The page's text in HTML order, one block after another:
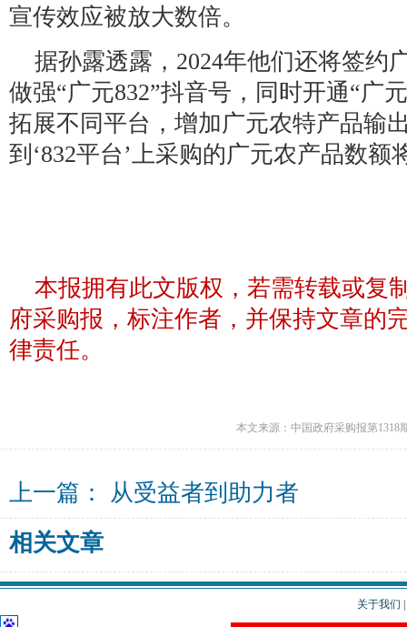
宣传效应被放大数倍。
据孙露透露，2024年他们还将签约
做强“广元832”抖音号，同时开通“广
拓展不同平台，增加广元农特产品输
到‘832平台’上采购的广元农产品数额
本报拥有此文版权，若需转载或复
府采购报，标注作者，并保持文章的
律责任。
本文来源：中国政府采购报第1318
上一篇： 从受益者到助力者
相关文章
关于我们